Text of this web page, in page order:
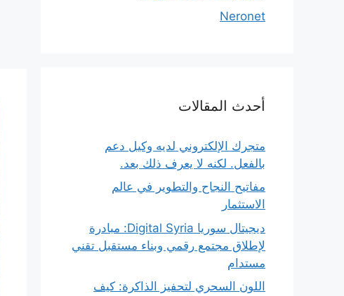
Neronet
أحدث المقالات
متجرك الإلكتروني لديه وكيل دعم
بالفعل. لكنه لا يعرف ذلك بعد.
مفاتيح النجاح والتطوير في عالم
الاستثمار
ديجيتال سوريا Digital Syria: مبادرة
لإطلاق مجتمع رقمي وبناء مستقبل تقني
مستدام
اللون السحري لتحفيز الذاكرة: كيف